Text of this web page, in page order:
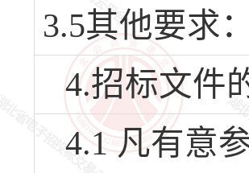
3.5其他要求
4.招标文件
4.1 凡有意